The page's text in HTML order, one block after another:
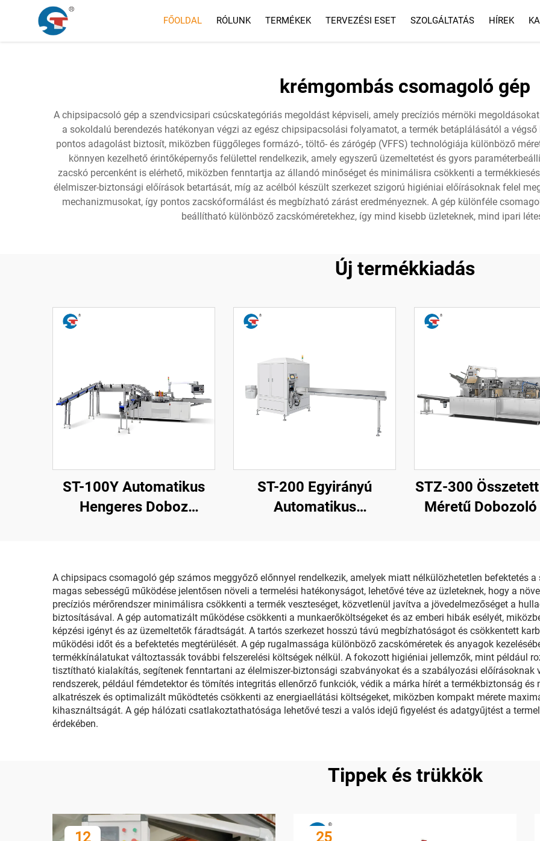
FŐOLDAL RÓLUNK TERMÉKEK TERVEZÉSI ESET SZOLGÁLTATÁS HÍREK
krémgombás csomagoló gép
A chipsipacsoló gép a szendvicsipari csúcskategóriás megoldást képviseli, amely precíziós mérnöki
a sokoldalú berendezés hatékonyan végzi az egész chipsipacsolási folyamatot, a termék betáplálásától a
pontos adagolást biztosít, miközben függőleges formázó-, töltő- és zárógép (VFFS) technológiája különböző
könnyen kezelhető érintőképernyős felülettel rendelkezik, amely egyszerű üzemeltetést és gyors
zacskó percenként is elérhető, miközben fenntartja az állandó minőséget és minimálisra csökkenti a
élelmiszer-biztonsági előírások betartását, míg az acélból készült szerkezet szigorú higiéniai előírásoknak felel
mechanizmusokat, így pontos zacskóformálást és megbízható zárást eredményeznek. A gép különféle
beállítható különböző zacskóméretekhez, így mind kisebb üzleteknek, mind ipari
Új termékkiadás
ST-100Y Automatikus
Hengeres Doboz
ST-200 Egyirányú
Automatikus
STZ-300
Méretű Dobozoló
A chipsipacs csomagoló gép számos meggyőző előnnyel rendelkezik, amelyek miatt nélkülözhetetlen befektetés
magas sebességű működése jelentősen növeli a termelési hatékonyságot, lehetővé téve az üzleteknek, hogy a
precíziós mérőrendszer minimálisra csökkenti a termék veszteséget, közvetlenül javítva a jövedelmezőséget a
biztosításával. A gép automatizált működése csökkenti a munkaerőköltségeket és az emberi hibák esélyét,
képzési igényt és az üzemeltetők fáradtságát. A tartós szerkezet hosszú távú megbízhatóságot és csökkentett
működési időt és a befektetés megtérülését. A gép rugalmassága különböző zacskóméretek és anyagok
termékkínálatukat változtassák további felszerelési költségek nélkül. A fokozott higiéniai jellemzők, mint például
tisztítható kialakítás, segítenek fenntartani az élelmiszer-biztonsági szabványokat és a szabályozási
rendszerek, például fémdetektor és tömítés integritás ellenőrző funkciók, védik a márka hírét a termékbiztonság
alkatrészek és optimalizált működtetés csökkenti az energiaellátási költségeket, miközben kompakt mérete
kihasználtságát. A gép hálózati csatlakoztathatósága lehetővé teszi a valós idejű figyelést és adatgyűjtést a
érdekében.
Tippek és trükkök
12 25